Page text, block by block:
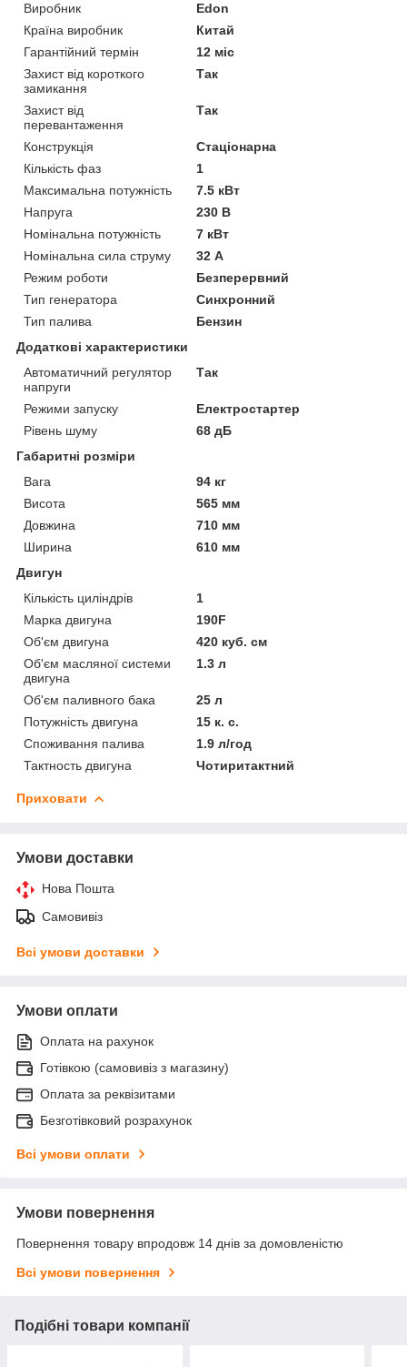
Виробник
Edon
Країна виробник
Китай
Гарантійний термін
12 міс
Захист від короткого
замикання
Так
Захист від
перевантаження
Так
Конструкція
Стаціонарна
Кількість фаз
1
Максимальна потужність
7.5 кВт
Напруга
230 В
Номінальна потужність
7 кВт
Номінальна сила струму
32 А
Режим роботи
Безперервний
Тип генератора
Синхронний
Тип палива
Бензин
Додаткові характеристики
Автоматичний регулятор
напруги
Так
Режими запуску
Електростартер
Рівень шуму
68 дБ
Габаритні розміри
Вага
94 кг
Висота
565 мм
Довжина
710 мм
Ширина
610 мм
Двигун
Кількість циліндрів
1
Марка двигуна
190F
Об'єм двигуна
420 куб. см
Об'єм масляної системи
двигуна
1.3 л
Об'єм паливного бака
25 л
Потужність двигуна
15 к. с.
Споживання палива
1.9 л/год
Тактность двигуна
Чотиритактний
Приховати
Умови доставки
Нова Пошта
Самовивіз
Всі умови доставки
Умови оплати
Оплата на рахунок
Готівкою (самовивіз з магазину)
Оплата за реквізитами
Безготівковий розрахунок
Всі умови оплати
Умови повернення
Повернення товару впродовж 14 днів за домовленістю
Всі умови повернення
Подібні товари компанії